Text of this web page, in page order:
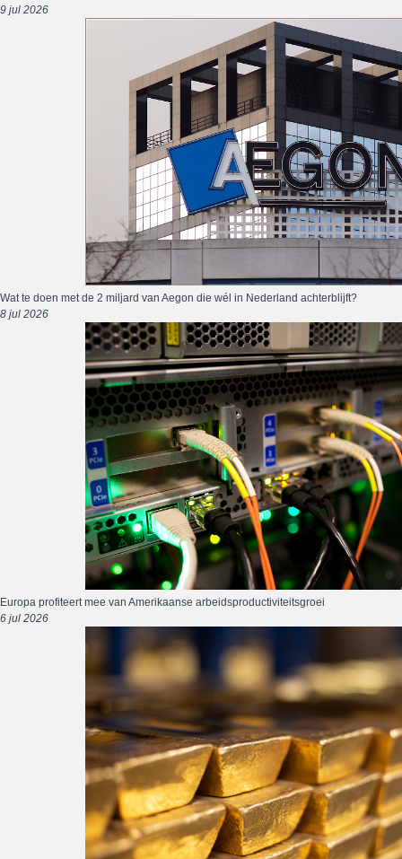
9 jul 2026
Wat te doen met de 2 miljard van Aegon die wél in Nederland achterblijft?
8 jul 2026
Europa profiteert mee van Amerikaanse arbeidsproductiviteitsgroei
6 jul 2026